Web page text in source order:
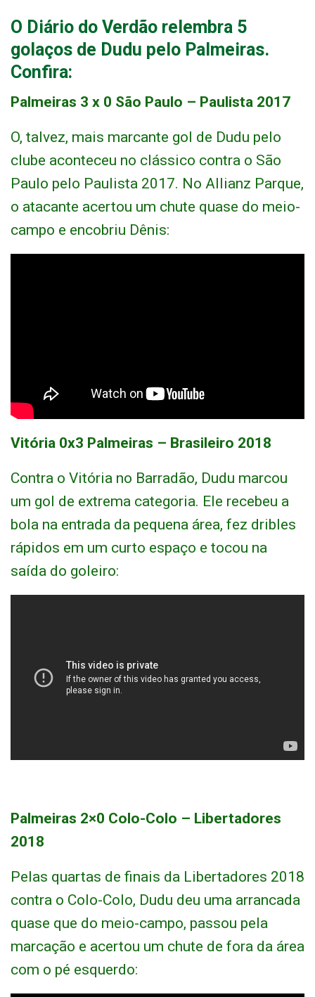
O Diário do Verdão relembra 5
golaços de Dudu pelo Palmeiras.
Confira:
Palmeiras 3 x 0 São Paulo – Paulista 2017
O, talvez, mais marcante gol de Dudu pelo
clube aconteceu no clássico contra o São
Paulo pelo Paulista 2017. No Allianz Parque,
o atacante acertou um chute quase do meio-
campo e encobriu Dênis:
Vitória 0x3 Palmeiras – Brasileiro 2018
Contra o Vitória no Barradão, Dudu marcou
um gol de extrema categoria. Ele recebeu a
bola na entrada da pequena área, fez dribles
rápidos em um curto espaço e tocou na
saída do goleiro:
Palmeiras 2×0 Colo-Colo – Libertadores
2018
Pelas quartas de finais da Libertadores 2018
contra o Colo-Colo, Dudu deu uma arrancada
quase que do meio-campo, passou pela
marcação e acertou um chute de fora da área
com o pé esquerdo: